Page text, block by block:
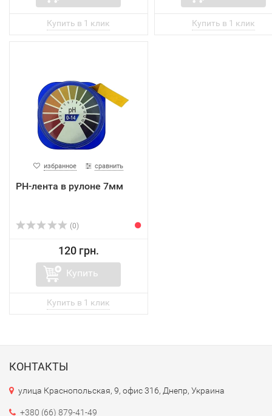
избранное сравнить
PH-лента в рулоне 7мм
(0)
120 грн.
Купить
КОНТАКТЫ
улица Краснопольская, 9, офис 316, Днепр, Украина
+380 (66) 879-41-49